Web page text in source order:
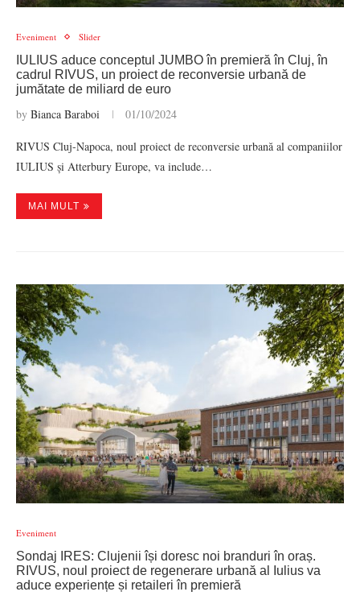
Eveniment Slider
IULIUS aduce conceptul JUMBO în premieră în Cluj, în
cadrul RIVUS, un proiect de reconversie urbană de
jumătate de miliard de euro
by Bianca Baraboi 01/10/2024
RIVUS Cluj-Napoca, noul proiect de reconversie urbană al companiilor
IULIUS și Atterbury Europe, va include…
MAI MULT
Eveniment
Sondaj IRES: Clujenii își doresc noi branduri în oraș.
RIVUS, noul proiect de regenerare urbană al Iulius va
aduce experiențe și retaileri în premieră